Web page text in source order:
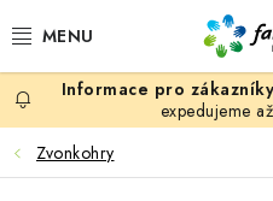
na
SLEVY, DOPRODEJ
KÁVA
expedujeme
Zvonkohry